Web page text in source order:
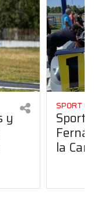
y
SPORT
Sport
la